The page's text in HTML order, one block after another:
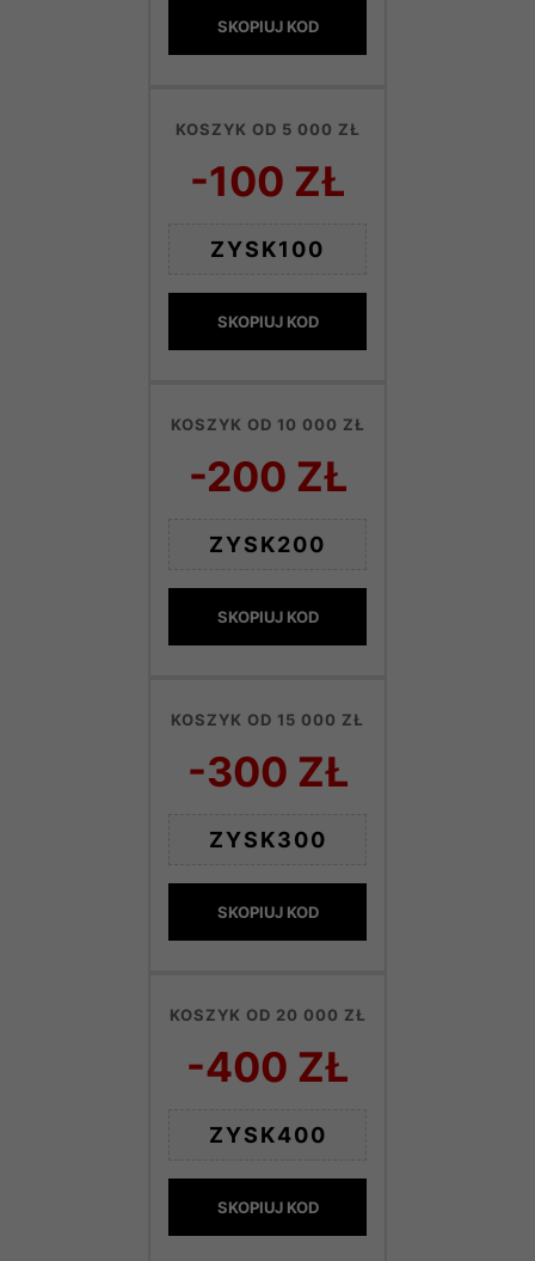
SKOPIUJ KOD
KOSZYK OD 5 000 ZŁ
-100 ZŁ
ZYSK100
SKOPIUJ KOD
KOSZYK OD 10 000 ZŁ
-200 ZŁ
ZYSK200
SKOPIUJ KOD
KOSZYK OD 15 000 ZŁ
-300 ZŁ
ZYSK300
SKOPIUJ KOD
KOSZYK OD 20 000 ZŁ
-400 ZŁ
ZYSK400
SKOPIUJ KOD